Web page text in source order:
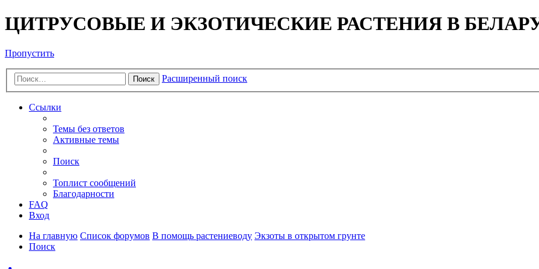
ЦИТРУСОВЫЕ И ЭКЗОТИЧЕСКИЕ РАСТЕНИЯ В
Пропустить
Поиск Расширенный поиск
Ссылки
Темы без ответов
Активные темы
Поиск
Топлист сообщений
Благодарности
FAQ
Вход
На главную Список форумов В помощь растениеводу Экзоты в открытом грунте
Поиск